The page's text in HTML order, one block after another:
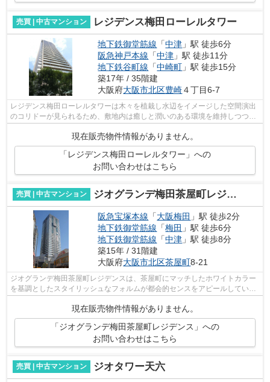
売買 | 中古マンション レジデンス梅田ローレルタワー
地下鉄御堂筋線 「中津 」駅 徒歩6分
阪急神戸本線 「中津 」駅 徒歩11分
地下鉄谷町線 「中崎町 」駅 徒歩15分
築17年 / 35階建
大阪府大阪市北区豊崎４丁目6-7
レジデンス梅田ローレルタワーは木々を植栽し水辺をイメージした空間演出
のコリドーが見られるため、敷地内は癒しと潤いのある環境を維持しつつ、
現在販売物件情報がありません。
「レジデンス梅田ローレルタワー」への
お問い合わせはこちら
売買 | 中古マンション ジオグランデ梅田茶屋町レジデンス
阪急宝塚本線 「大阪梅田 」駅 徒歩2分
地下鉄御堂筋線 「梅田 」駅 徒歩6分
地下鉄御堂筋線 「中津 」駅 徒歩8分
築15年 / 31階建
大阪府大阪市北区茶屋町8-21
ジオグランデ梅田茶屋町レジデンスは、茶屋町にマッチしたホワイトカラー
を基調としたスタイリッシュなフォルムが都会的センスをアピールしている
現在販売物件情報がありません。
「ジオグランデ梅田茶屋町レジデンス」への
お問い合わせはこちら
売買 | 中古マンション ジオタワー天六